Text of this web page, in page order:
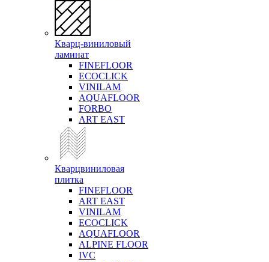
Кварц-виниловый
ламинат
FINEFLOOR
ECOCLICK
VINILAM
AQUAFLOOR
FORBO
ART EAST
Кварцвиниловая
плитка
FINEFLOOR
ART EAST
VINILAM
ECOCLICK
AQUAFLOOR
ALPINE FLOOR
IVC